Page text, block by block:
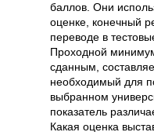
баллов. Они
оценке, конечный
переводе в
Проходной
сданным,
необходимый для
выбранном
показатель
Какая оценка